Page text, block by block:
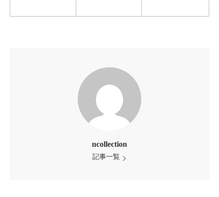
ncollection
記事一覧